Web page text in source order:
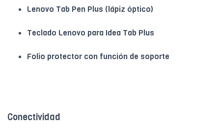
Lenovo Tab Pen Plus (lápiz óptico)
Teclado Lenovo para Idea Tab Plus
Folio protector con función de soporte
Conectividad